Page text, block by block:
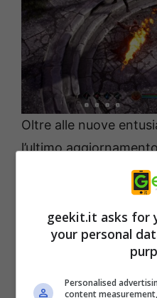
Oltre alle nuove
l’ultimo
serie di miglioramenti,
ulteriormente
complessiva. Il
stato perfezionato,
meccaniche di
e soddisfacenti.
geekit.it asks for
your personal
Personalised
content